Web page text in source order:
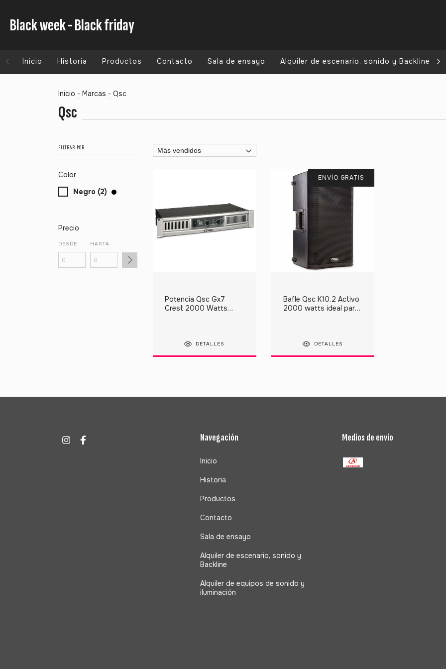
Black week - Black friday
Inicio Historia Productos Contacto Sala de ensayo Alquiler de escenario, sonido y Backline
Inicio - Marcas - Qsc
Qsc
FILTRAR POR
Color
Negro (2)
Precio
DESDE HASTA
Potencia Qsc Gx7
Crest 2000 Watts
DETALLES
ENVÍO GRATIS
Bafle Qsc K10.2 Activo
2000 watts ideal para
DETALLES
Navegación
Inicio
Historia
Productos
Contacto
Sala de ensayo
Alquiler de escenario, sonido y
Backline
Alquiler de equipos de sonido y
iluminación
Medios de envío